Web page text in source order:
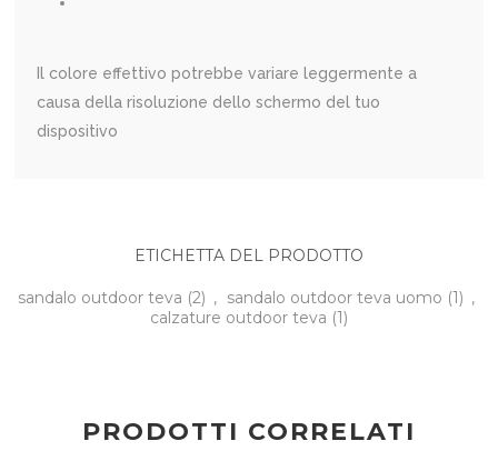
Il colore effettivo potrebbe variare leggermente a
causa della risoluzione dello schermo del tuo
dispositivo
ETICHETTA DEL PRODOTTO
sandalo outdoor teva (2) , sandalo outdoor teva uomo (1) ,
calzature outdoor teva (1)
PRODOTTI CORRELATI